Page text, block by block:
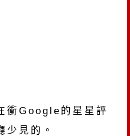
衝Google的星星評
少見的。